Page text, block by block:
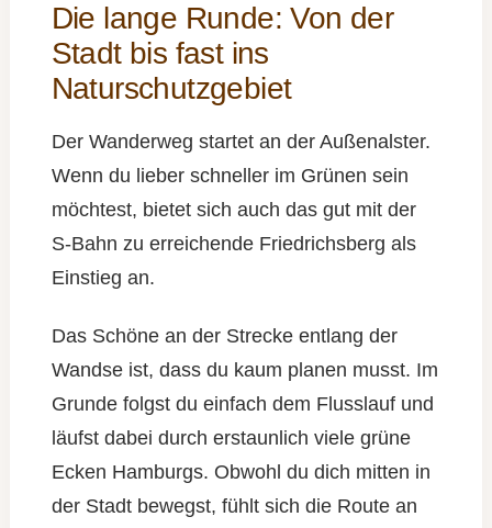
Die lange Runde: Von der
Stadt bis fast ins
Naturschutzgebiet
Der Wanderweg startet an der Außenalster.
Wenn du lieber schneller im Grünen sein
möchtest, bietet sich auch das gut mit der
S-Bahn zu erreichende Friedrichsberg als
Einstieg an.
Das Schöne an der Strecke entlang der
Wandse ist, dass du kaum planen musst. Im
Grunde folgst du einfach dem Flusslauf und
läufst dabei durch erstaunlich viele grüne
Ecken Hamburgs. Obwohl du dich mitten in
der Stadt bewegst, fühlt sich die Route an